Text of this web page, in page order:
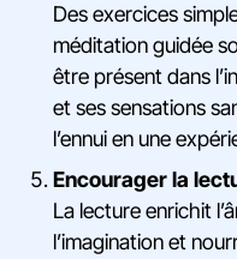
Des exercices
méditation guidée
être présent dans
et ses sensations
l’ennui en une
Encourager la
La lecture enrichit
l’imagination et